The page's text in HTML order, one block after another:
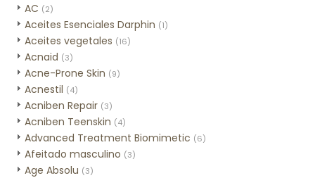
AC (2)
Aceites Esenciales Darphin (1)
Aceites vegetales (16)
Acnaid (3)
Acne-Prone Skin (9)
Acnestil (4)
Acniben Repair (3)
Acniben Teenskin (4)
Advanced Treatment Biomimetic (6)
Afeitado masculino (3)
Age Absolu (3)